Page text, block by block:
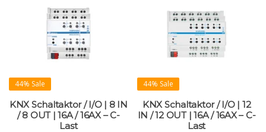
44% Sale
KNX Schaltaktor / I/O | 8 IN
/ 8 OUT | 16A / 16AX – C-
Last
44% Sale
KNX Schaltaktor / I/O | 12
IN / 12 OUT | 16A / 16AX – C-
Last